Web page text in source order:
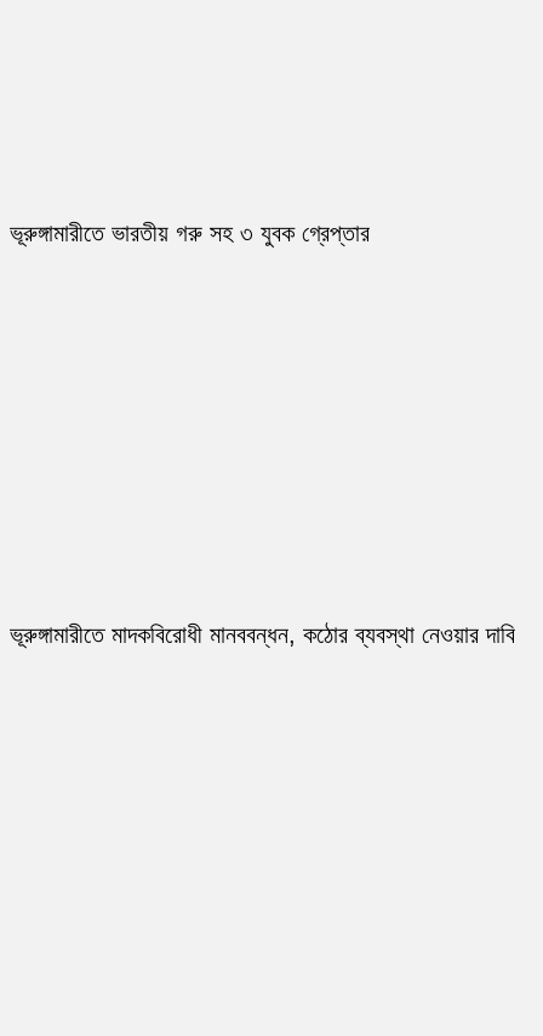
ভূরুঙ্গামারীতে ভারতীয় গরু সহ ৩ যুবক গ্রেপ্তার
ভূরুঙ্গামারীতে মাদকবিরোধী মানববন্ধন, কঠোর ব্যবস্থা নেওয়ার দাবি